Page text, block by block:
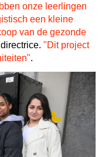
onze leerlingen
een kleine
van de gezonde
"Dit project
.